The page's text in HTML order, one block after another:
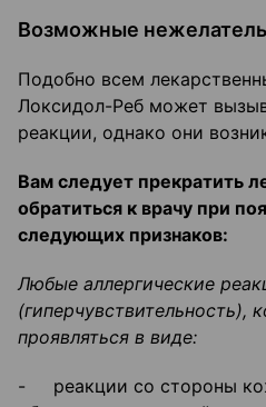
Возможные
Подобно всем
Локсидол-Реб может
реакции, однако они
Вам следует прекратить
обратиться к врачу при
следующих признаков:
Любые аллергические
(гиперчувствительность),
проявляться в виде:
- реакции со стороны